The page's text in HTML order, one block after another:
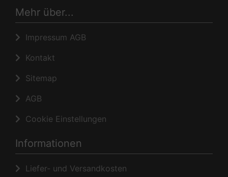
Mehr über...
Impressum AGB
Kontakt
Sitemap
AGB
Cookie Einstellungen
Informationen
Liefer- und Versandkosten